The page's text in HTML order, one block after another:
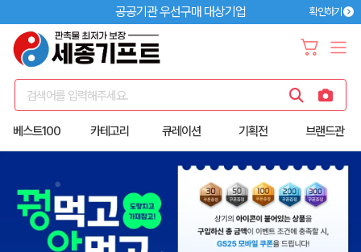
공공기관 우선구매 대상기업 확인하기
검색어를 입력해주세요.
베스트100 카테고리 큐레이션 기획전 브랜드관